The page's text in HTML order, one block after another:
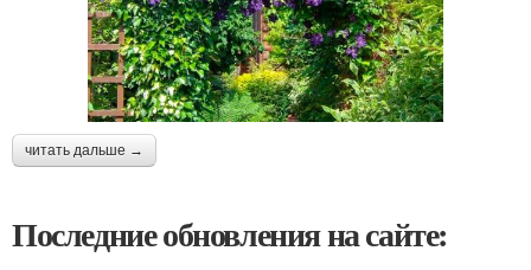
читать дальше →
Последние обновления на сайте: